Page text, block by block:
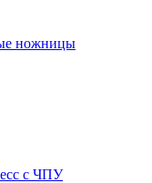
ножницы
с ЧПУ